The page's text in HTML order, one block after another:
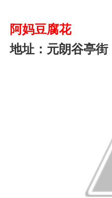
阿妈豆腐花
地址：元朗谷亭街